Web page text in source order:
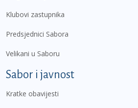
Klubovi zastupnika
Predsjednici Sabora
Velikani u Saboru
Sabor i javnost
Kratke obavijesti